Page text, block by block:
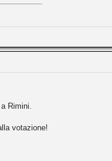
Rimini.
votazione!